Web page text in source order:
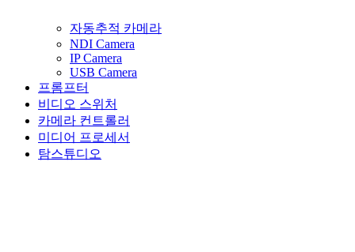
자동추적 카메라
NDI Camera
IP Camera
USB Camera
프롬프터
비디오 스위처
카메라 컨트롤러
미디어 프로세서
탐스튜디오